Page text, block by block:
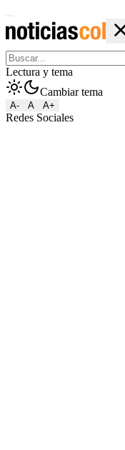
Lectura y tema
Cambiar tema
A- A A+
Redes Sociales